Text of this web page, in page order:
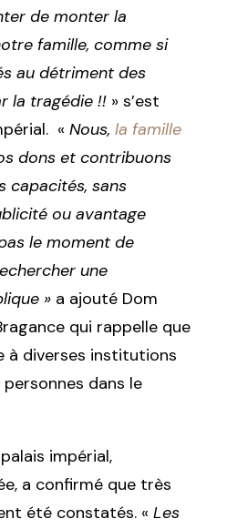
de monter la
famille, comme si
au détriment des
la tragédie !! » s’est
« Nous, la famille
dons et contribuons
capacités, sans
ou avantage
le moment de
une
» a ajouté Dom
qui rappelle que
à diverses institutions
dans le
impérial,
a confirmé que très
été constatés. « Les